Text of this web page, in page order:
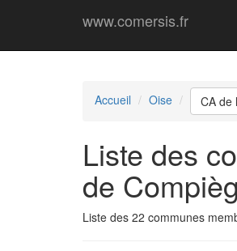
www.comersis.fr
Accueil Oise CA de
Liste des
de
Liste des 22 communes